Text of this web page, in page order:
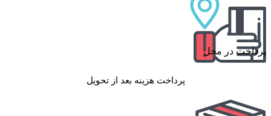
پرداخت در محل
پرداخت هزینه بعد از تحویل